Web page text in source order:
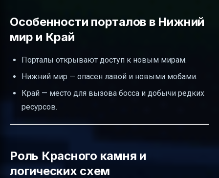
Особенности порталов в Нижний
мир и Край
Порталы открывают доступ к новым мирам.
Нижний мир — опасен лавой и новыми мобами.
Край — место для вызова босса и добычи редких
ресурсов.
Роль Красного камня и
логических схем